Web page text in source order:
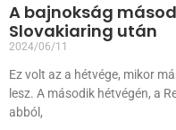
A bajnokság
Slovakiaring után
2024/06/11
Ez volt az a hétvége, mikor
lesz. A második hétvégén, a
abból,